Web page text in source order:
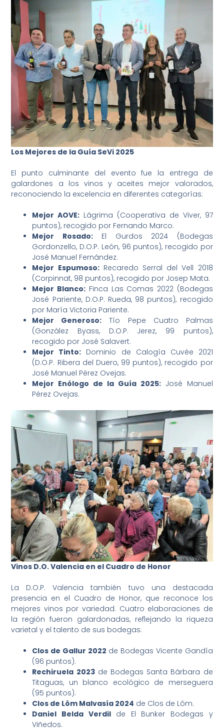
Los Mejores de la Guía SeVi 2025
El punto culminante del evento fue la entrega de
galardones a los vinos y aceites mejor valorados,
reconociendo la excelencia en diferentes categorías:
Mejor AOVE: Lágrima (Cooperativa de Viver, 97
puntos), recogido por Fernando Marco.
Mejor Rosado:El Gurdos 2024 (Bodegas
Gordonzello, D.O.P. León, 96 puntos), recogido por
José Manuel Fernández.
Mejor Espumoso:Recaredo Serral del Vell 2018
(Corpinnat, 98 puntos), recogido por Josep Mata.
Mejor Blanco: Finca Las Comas 2022 (Bodegas
José Pariente, D.O.P. Rueda, 98 puntos), recogido
por María Victoria Pariente.
Mejor Generoso: Tío Pepe Cuatro Palmas
(González Byass, D.O.P. Jerez, 99 puntos),
recogido por José Salavert.
Mejor Tinto: Dominio de Calogía Cuvée 2021
(D.O.P. Ribera del Duero, 99 puntos), recogido por
José Manuel Pérez Ovejas.
Mejor Enólogo de la Guía 2025:José Manuel
Pérez Ovejas.
Vinos D.O. Valencia en el Cuadro de Honor
La D.O.P. Valencia también tuvo una destacada
presencia en el Cuadro de Honor, que reconoce los
mejores vinos por variedad. Cuatro elaboraciones de
la región fueron galardonadas, reflejando la riqueza
varietal y el talento de sus bodegas:
Clos de Gallur 2022 de Bodegas Vicente Gandía
(96 puntos).
Rechiruela 2023de Bodegas Santa Bárbara de
Titaguas, un blanco ecológico de merseguera
(95 puntos).
Clos de Lôm Malvasía 2024 de Clos de Lôm.
Daniel Belda Verdilde El Bunker Bodegas y
Viñedos.